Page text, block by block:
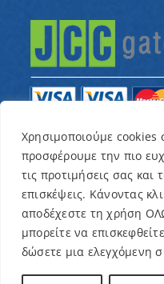
Χρησιμοποιούμε cookies
προσφέρουμε την πιο
τις προτιμήσεις σας και
επισκέψεις. Κάνοντας
αποδέχεστε τη χρήση
μπορείτε να
δώσετε μια ελεγχόμενη
© Copyright 2022 –
παιδιά με καρκίνο
Όνειρο Μια Ευχή» /
Όροι και